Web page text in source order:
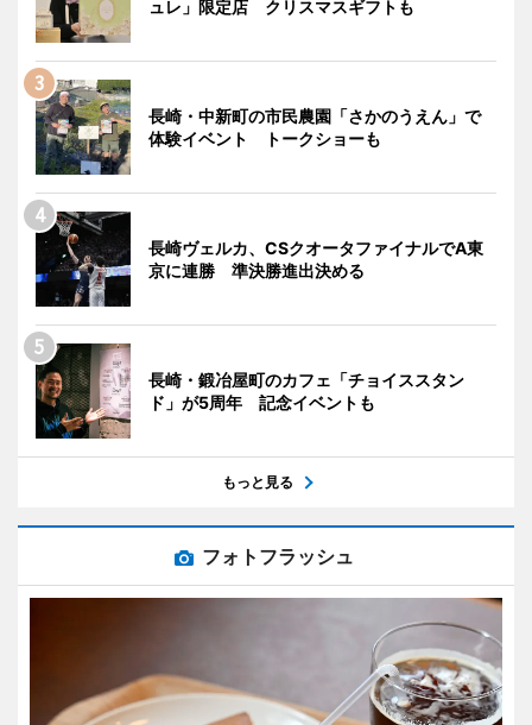
ュレ」限定店 クリスマスギフトも
長崎・中新町の市民農園「さかのうえん」で
体験イベント トークショーも
長崎ヴェルカ、CSクオータファイナルでA東
京に連勝 準決勝進出決める
長崎・鍛冶屋町のカフェ「チョイススタン
ド」が5周年 記念イベントも
もっと見る
フォトフラッシュ